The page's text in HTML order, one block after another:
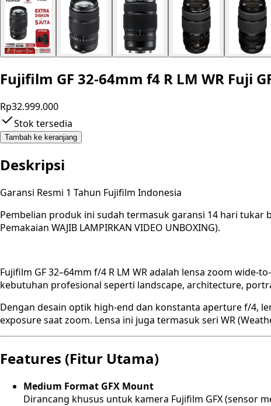
Fujifilm GF 32-64mm f4 R LM WR Fuji
Rp32.999.000
Stok tersedia
Tambah ke keranjang
Deskripsi
Garansi Resmi 1 Tahun Fujifilm Indonesia
Pembelian produk ini sudah termasuk garansi 14 hari tukar
Pemakaian WAJIB LAMPIRKAN VIDEO UNBOXING).
Fujifilm GF 32–64mm f/4 R LM WR adalah lensa zoom
kebutuhan profesional seperti landscape, architecture,
Dengan desain optik high-end dan konstanta aperture f/4,
exposure saat zoom. Lensa ini juga termasuk seri WR
Features (Fitur Utama)
Medium Format GFX Mount
Dirancang khusus untuk kamera Fujifilm GFX (sensor